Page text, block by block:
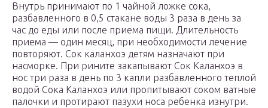
Внутрь принимают по 1 чайной ложке сока,
разбавленного в 0,5 стакане воды 3 раза в день за
час до еды или после приема пищи. Длительность
приема — один месяц, при необходимости лечение
повторяют. Сок каланхоэ детям назначают при
насморке. При рините закапывают Сок Каланхоэ в
нос три раза в день по 3 капли разбавленного теплой
водой Сока Каланхоэ или пропитывают соком ватные
палочки и протирают пазухи носа ребенка изнутри.